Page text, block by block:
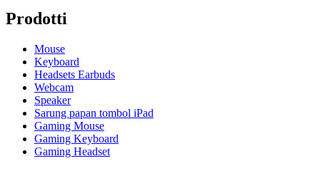
Prodotti
Mouse
Keyboard
Headsets Earbuds
Webcam
Speaker
Sarung papan tombol iPad
Gaming Mouse
Gaming Keyboard
Gaming Headset